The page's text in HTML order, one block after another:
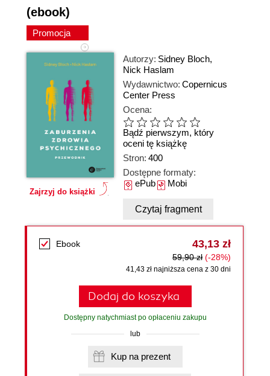
(ebook)
Promocja
Zajrzyj do książki
Autorzy: Sidney Bloch,
Nick Haslam
Wydawnictwo: Copernicus
Center Press
Ocena:
Bądź pierwszym, który
oceni tę książkę
Stron: 400
Dostępne formaty:
ePubMobi
Czytaj fragment
Ebook 43,13 zł
59,90 zł (-28%)
41,43 zł najniższa cena z 30 dni
Dodaj do koszyka
Dostępny natychmiast po opłaceniu zakupu
lub
Kup na prezent